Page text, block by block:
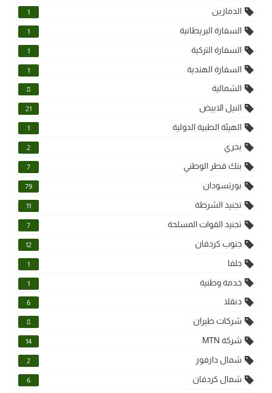
الدمازين 1
السفارة البريطانية 1
السفارة التركية 1
السفارة الهندية 1
الشمالية 8
النيل الابيض 21
الهيئة الطبية الدولية 1
بحري 2
بنك قطر الوطني 7
بورتسودان 79
تجنيد الشرطة 11
تجنيد القوات المسلحة 7
جنوب كردفان 12
حلفا 1
خدمة وطنية 1
دنقلا 6
شركات طيران 8
شركة MTN 14
شمال دارفور 2
شمال كردفان 6